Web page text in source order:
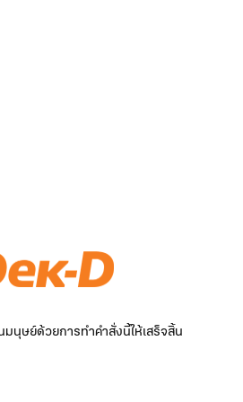
นุษย์ด้วยการทำคำสั่งนี้ให้เสร็จสิ้น